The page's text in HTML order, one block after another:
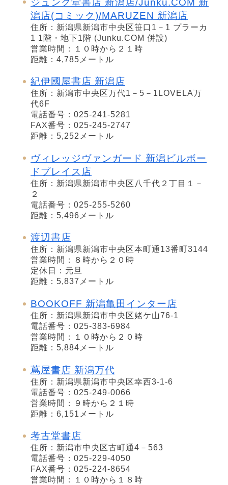
潟店(コミック)/MARUZEN 新潟店
住所：新潟県新潟市中央区笹口1－1 プラーカ
1 1階・地下1階 (Junku.COM 併設)
営業時間：１０時から２１時
距離：4,785メートル
紀伊國屋書店 新潟店
住所：新潟市中央区万代1－5－1LOVELA万
代6F
電話番号：025-241-5281
FAX番号：025-245-2747
距離：5,252メートル
ヴィレッジヴァンガード 新潟ビルボー
ドプレイス店
住所：新潟県新潟市中央区八千代２丁目１－
２
電話番号：025-255-5260
距離：5,496メートル
渡辺書店
住所：新潟県新潟市中央区本町通13番町3144
営業時間：８時から２０時
定休日：元旦
距離：5,837メートル
BOOKOFF 新潟亀田インター店
住所：新潟県新潟市中央区姥ケ山76-1
電話番号：025-383-6984
営業時間：１０時から２０時
距離：5,884メートル
蔦屋書店 新潟万代
住所：新潟県新潟市中央区幸西3-1-6
電話番号：025-249-0066
営業時間：９時から２１時
距離：6,151メートル
考古堂書店
住所：新潟市中央区古町通4－563
電話番号：025-229-4050
FAX番号：025-224-8654
営業時間：１０時から１８時